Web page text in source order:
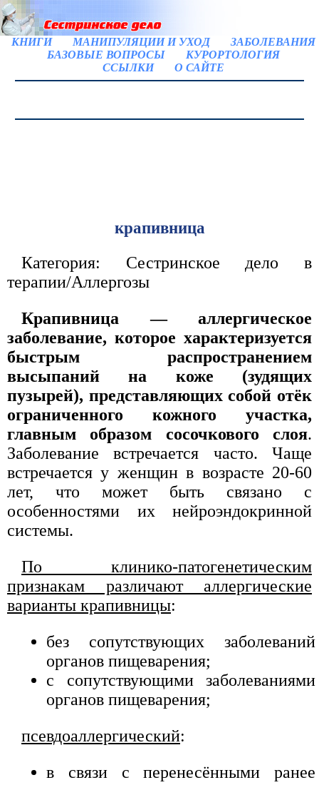
КНИГИ МАНИПУЛЯЦИИ И УХОД
ЗАБОЛЕВАНИЯ
БАЗОВЫЕ ВОПРОСЫ
КУРОРТОЛОГИЯ
ССЫЛКИ
О САЙТЕ
крапивница
Категория: Сестринское дело в
терапии/Аллергозы
Крапивница — аллергическое
заболевание, которое характеризуется
быстрым распространением
высыпаний на коже (зудящих
пузырей), представляющих собой отёк
ограниченного кожного участка,
главным образом сосочкового слоя.
Заболевание встречается часто. Чаще
встречается у женщин в возрасте 20-60
лет, что может быть связано с
особенностями их нейроэндокринной
системы.
По клинико-патогенетическим
признакам различают аллергические
варианты крапивницы:
без сопутствующих заболеваний
органов пищеварения;
с сопутствующими заболеваниями
органов пищеварения;
псевдоаллергический:
в связи с перенесёнными ранее